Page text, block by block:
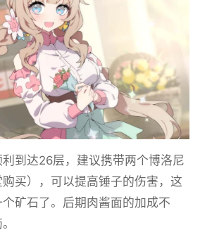
到达26层，建议携带两个博洛尼
买），可以提高锤子的伤害，这
矿石了。后期肉酱面的加成不